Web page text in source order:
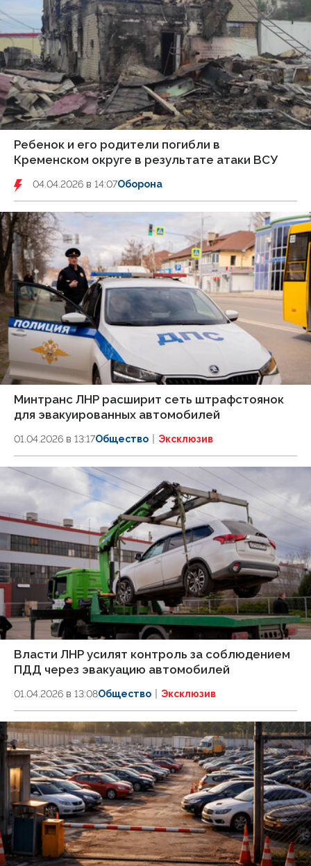
Ребенок и его родители погибли в
Кременском округе в результате атаки ВСУ
04.04.2026 в 14:07Оборона
Минтранс ЛНР расширит сеть штрафстоянок
для эвакуированных автомобилей
01.04.2026 в 13:17Общество Эксклюзив
Власти ЛНР усилят контроль за соблюдением
ПДД через эвакуацию автомобилей
01.04.2026 в 13:08Общество Эксклюзив